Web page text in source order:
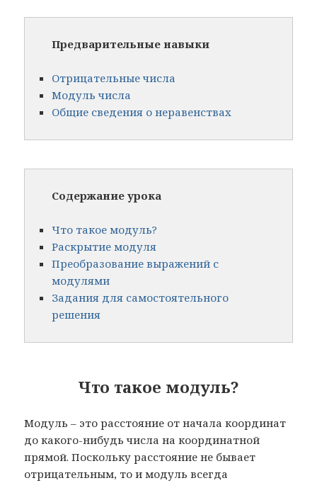
Предварительные навыки
Отрицательные числа
Модуль числа
Общие сведения о неравенствах
Содержание урока
Что такое модуль?
Раскрытие модуля
Преобразование выражений с
модулями
Задания для самостоятельного
решения
Что такое модуль?
Модуль – это расстояние от начала координат
до какого-нибудь числа на координатной
прямой. Поскольку расстояние не бывает
отрицательным, то и модуль всегда